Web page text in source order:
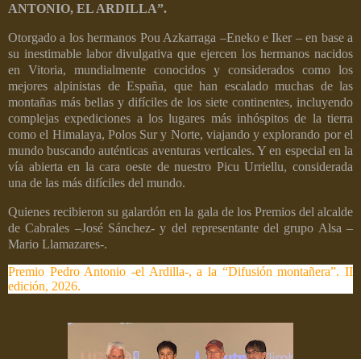
ANTONIO, EL ARDILLA”.
Otorgado a los hermanos Pou Azkarraga –Eneko e Iker – en base a
su inestimable labor divulgativa que ejercen los hermanos nacidos
en Vitoria, mundialmente conocidos y considerados como los
mejores alpinistas de España, que han escalado muchas de las
montañas más bellas y difíciles de los siete continentes, incluyendo
complejas expediciones a los lugares más inhóspitos de la tierra
como el Himalaya, Polos Sur y Norte, viajando y explorando por el
mundo buscando auténticas aventuras verticales. Y en especial en la
vía abierta en la cara oeste de nuestro Picu Urriellu, considerada
una de las más difíciles del mundo.
Quienes recibieron su galardón en la gala de los Premios del alcalde
de Cabrales –José Sánchez- y del representante del grupo Alsa –
Mario Llamazares-.
Premio Pedro Antonio -el Ardilla-, a la “Difusión montañera”. II
edición, 2026.